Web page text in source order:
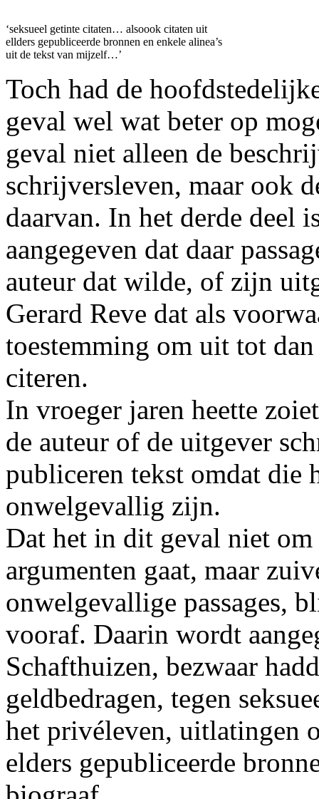
‘seksueel getinte citaten… alsoook citaten uit
ellders gepubliceerde bronnen en enkele alinea’s
uit de tekst van mijzelf…’
Toch had de
geval wel wat beter op
geval niet alleen de
schrijversleven, maar ook
daarvan. In het derde deel
aangegeven dat daar
auteur dat wilde, of zijn
Gerard Reve dat als
toestemming om uit tot
citeren.
In vroeger jaren heette
de auteur of de uitgever
publiceren tekst omdat die
onwelgevallig zijn.
Dat het in dit geval niet
argumenten gaat, maar
onwelgevallige passages,
vooraf. Daarin wordt
Schafthuizen, bezwaar
geldbedragen, tegen
het privéleven, uitlatingen
elders gepubliceerde